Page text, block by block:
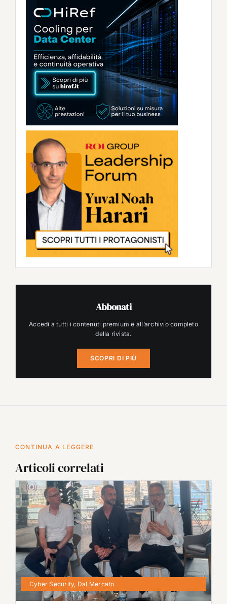
Abbonati
Accedi a tutti i contenuti premium e all’archivio completo
della rivista.
SCOPRI DI PIÙ
CONTINUA A LEGGERE
Articoli correlati
Cyber Security, Dal Mercato